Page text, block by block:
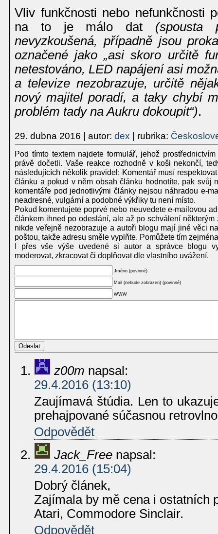
Vliv funkčnosti nebo nefunkčnosti
na to je málo dat (spousta
nevyzkoušená, případně jsou
označené jako „asi skoro určitě
netestováno, LED napájení asi
a televize nezobrazuje, určitě
nový majitel poradí, a taky chybí
problém tady na Aukru dokoupit“).
29. dubna 2016 | autor: dex | rubrika:
Pod tímto textem najdete formulář, jehož
právě dočetli. Vaše reakce rozhodně v koši nekončí,
následujících několik pravidel: Komentář musí
článku a pokud v něm obsah článku hodnotíte, pak svůj
komentáře pod jednotlivými články nejsou náhradou e-
neadresné, vulgární a podobné výkřiky tu není místo.
Pokud komentujete poprvé nebo neuvedete e-mailovou
článkem ihned po odeslání, ale až po schválení
nikde veřejně nezobrazuje a autoři blogu mají jiné věci
poštou, takže adresu směle vyplňte. Pomůžete tím
I přes vše výše uvedené si autor a správce blogu
moderovat, zkracovat či doplňovat dle vlastního uvážení.
Jméno (povinné)
Mail (nebude zobrazen) (povinné)
WWW
z00m napsal:
29.4.2016 (13:10)
Zaujímavá štúdia. Len to
prehajpované súčasnou
Odpovědět
Jack_Free napsal:
29.4.2016 (15:04)
Dobrý článek,
Zajímala by mě cena i ostatních
Atari, Commodore Sinclair.
Odpovědět